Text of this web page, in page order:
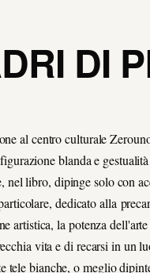
DI
al centro culturale
blanda e
nel libro, dipinge solo con
dedicato alla
artistica, la potenza
vita e di recarsi in un
tele bianche, o meglio